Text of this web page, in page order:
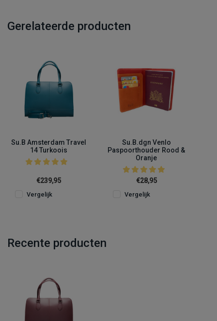
Gerelateerde producten
Su.B Amsterdam Travel
14 Turkoois
€239,95
Vergelijk
Su.B.dgn Venlo
Paspoorthouder Rood &
Oranje
€28,95
Vergelijk
Recente producten